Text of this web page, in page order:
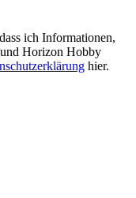
ich Informationen,
Horizon Hobby
hier.